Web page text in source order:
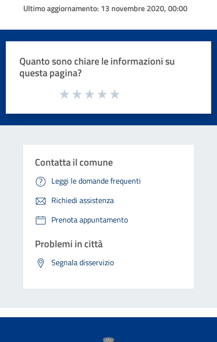
Ultimo aggiornamento: 13 novembre 2020, 00:00
Quanto sono chiare le informazioni su
questa pagina?
Valuta da 1 a 5 stelle la pagina
Contatta il comune
Leggi le domande frequenti
Richiedi assistenza
Prenota appuntamento
Problemi in città
Segnala disservizio